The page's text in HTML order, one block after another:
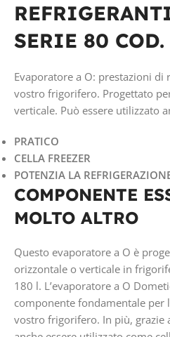
SERIE 80
Evaporatore a O: prestazioni
vostro frigorifero. Progettato
verticale. Può essere utilizzato
PRATICO
CELLA FREEZER
POTENZIA LA
COMPONENTE
MOLTO ALTRO
Questo evaporatore a O è
orizzontale o verticale in
180 l. L’evaporatore a O
componente fondamentale per
vostro frigorifero. In più, grazie